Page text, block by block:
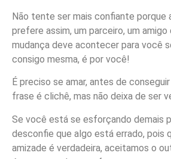
Não tente ser mais confiante porque
prefere assim, um parceiro, um amigo
mudança deve acontecer para você
consigo mesma, é por você!
É preciso se amar, antes de
frase é clichê, mas não deixa de ser
Se você está se esforçando demais
desconfie que algo está errado, pois
amizade é verdadeira, aceitamos o